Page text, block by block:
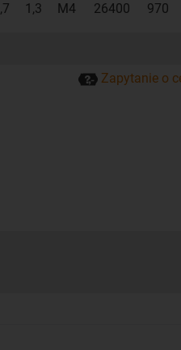
1,3 M4 26400 970
Zapytanie o